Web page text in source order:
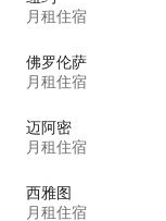
月租住宿
佛罗伦萨
月租住宿
迈阿密
月租住宿
西雅图
月租住宿